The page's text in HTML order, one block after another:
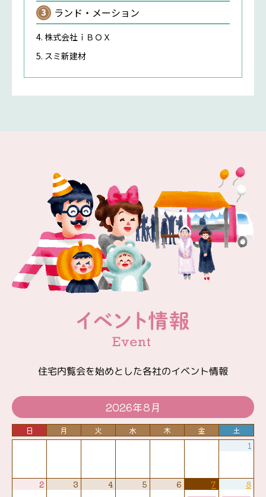
ランド・メーション
株式会社ｉＢＯＸ
スミ新建材
住宅内覧会を始めとした各社のイベント情報
2026年8月
日 月 火 水 木 金
土
1
2 3 4 5 6 7 8